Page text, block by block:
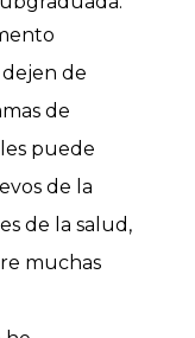
de
de
puede
de la
de la salud,
muchas